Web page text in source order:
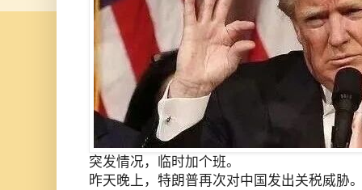
突发情况，临时加个班。
昨天晚上，特朗普再次对中国发出关税威胁